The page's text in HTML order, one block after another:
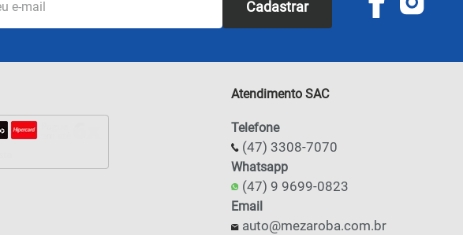
Cadastrar
Atendimento SAC
Telefone
(47) 3308-7070
Whatsapp
(47) 9 9699-0823
Email
auto@mezaroba.com.br